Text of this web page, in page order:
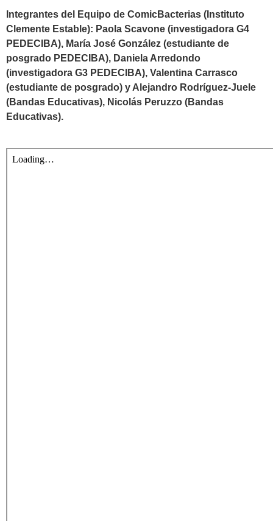
Integrantes del Equipo de ComicBacterias (Instituto
Clemente Estable): Paola Scavone (investigadora G4
PEDECIBA), María José González (estudiante de
posgrado PEDECIBA), Daniela Arredondo
(investigadora G3 PEDECIBA), Valentina Carrasco
(estudiante de posgrado) y Alejandro Rodríguez-Juele
(Bandas Educativas), Nicolás Peruzzo (Bandas
Educativas).